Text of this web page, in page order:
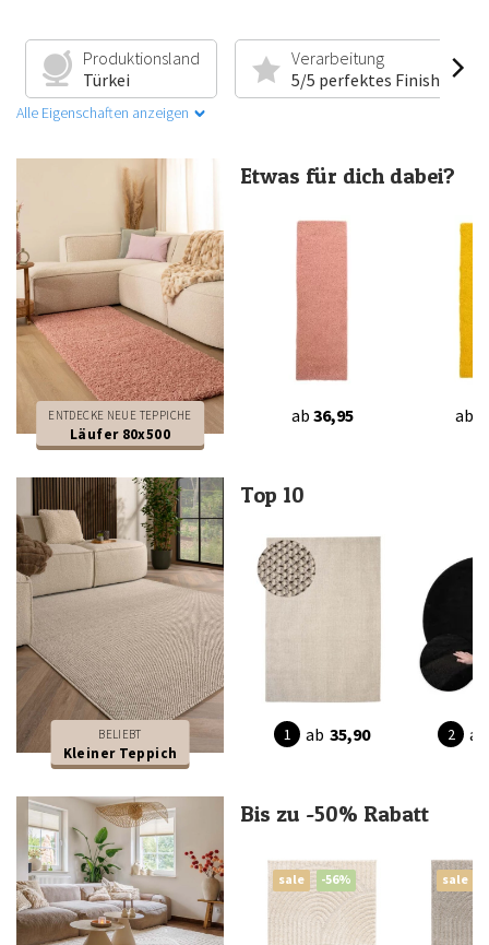
Produktionsland
Türkei
Verarbeitung
5/5 perfektes Finish
Alle Eigenschaften anzeigen
ENTDECKE NEUE TEPPICHE
Läufer 80x500
Etwas für dich dabei?
ab 36,95 ab
BELIEBT
Kleiner Teppich
Top 10
ab 35,90 ab
Bis zu -50% Rabatt
sale -56% sale